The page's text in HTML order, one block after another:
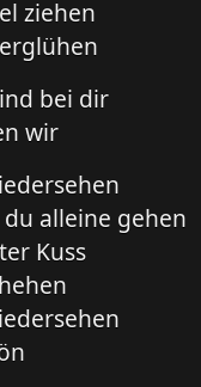
ziehen
bei dir
wir
alleine gehen
Kuss